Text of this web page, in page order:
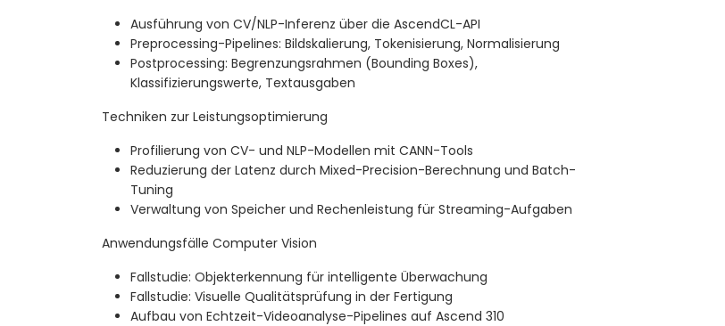
Ausführung von CV/NLP-Inferenz über die AscendCL-API
Preprocessing-Pipelines: Bildskalierung, Tokenisierung, Normalisierung
Postprocessing: Begrenzungsrahmen (Bounding Boxes),
Klassifizierungswerte, Textausgaben
Techniken zur Leistungsoptimierung
Profilierung von CV- und NLP-Modellen mit CANN-Tools
Reduzierung der Latenz durch Mixed-Precision-Berechnung und Batch-
Tuning
Verwaltung von Speicher und Rechenleistung für Streaming-Aufgaben
Anwendungsfälle Computer Vision
Fallstudie: Objekterkennung für intelligente Überwachung
Fallstudie: Visuelle Qualitätsprüfung in der Fertigung
Aufbau von Echtzeit-Videoanalyse-Pipelines auf Ascend 310